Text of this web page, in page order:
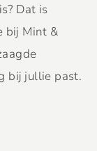
Dat is
bij Mint &
bij jullie past.